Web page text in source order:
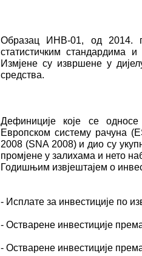
Образац ИНВ-01, од 2014.
статистичким стандардима
Измјене су извршене у
средства.
Дефиниције које се
Европском систему рачуна
2008 (SNA 2008) и дио су
промјене у залихама и нето
Годишњим извјештајем о
- Исплате за инвестиције по
- Остварене инвестиције
- Остварене инвестиције